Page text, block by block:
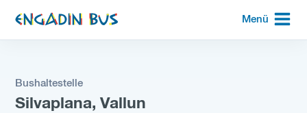
zur
Startseite
Menü
Bushaltestelle
Silvaplana, Vallun